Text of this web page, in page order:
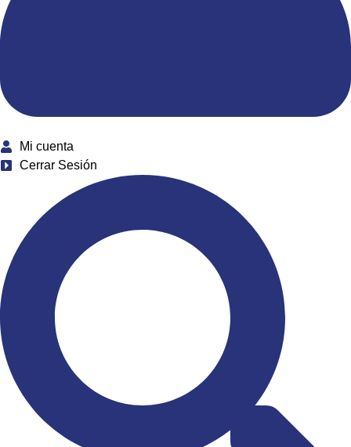
Mi cuenta
Cerrar Sesión